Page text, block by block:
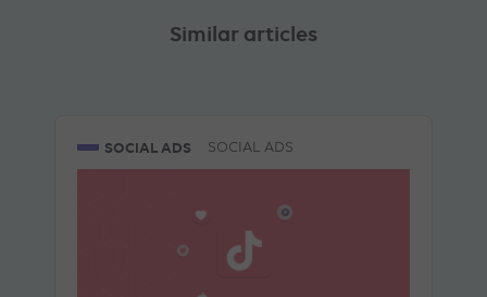
Similar articles
SOCIAL ADS SOCIAL ADS